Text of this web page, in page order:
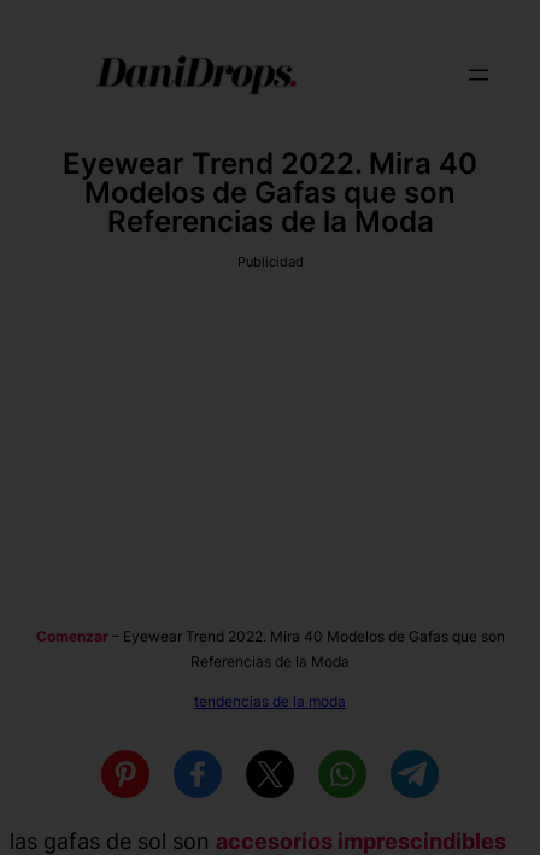
Eyewear Trend 2022. Mira 40
Modelos de Gafas que son
Referencias de la Moda
Publicidad
Comenzar– Eyewear Trend 2022. Mira 40 Modelos de Gafas que son
Referencias de la Moda
tendencias de la moda
las gafas de sol son accesorios imprescindibles